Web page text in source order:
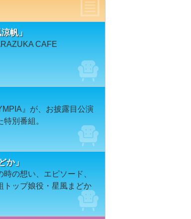
帆」
CAFE
』が、お披露目公演
別番組。
か」
の想い、エピソード、
トップ娘役・星風まどか